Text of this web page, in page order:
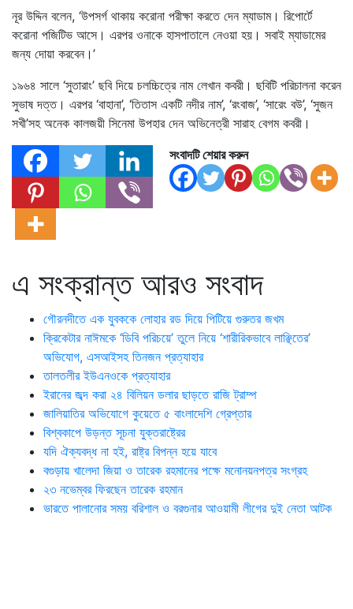
নূর উদ্দিন বলেন, ‘উপসর্গ থাকায় করোনা পরীক্ষা করতে দেন ম্যাডাম। রিপোর্টে
করোনা পজিটিভ আসে। এরপর ওনাকে হাসপাতালে নেওয়া হয়। সবাই ম্যাডামের
জন্য দোয়া করবেন।’
১৯৬৪ সালে ‘সুতারাং’ ছবি দিয়ে চলচ্চিত্রে নাম লেখান কবরী। ছবিটি পরিচালনা করেন
সুভাষ দত্ত। এরপর ‘বাহানা’, ‘তিতাস একটি নদীর নাম’, ‘রংবাজ’, ‘সারেং বউ’, ‘সুজন
সখী’সহ অনেক কালজয়ী সিনেমা উপহার দেন অভিনেত্রী সারাহ বেগম কবরী।
সংবাদটি শেয়ার করুন
এ সংক্রান্ত আরও সংবাদ
গৌরনদীতে এক যুবককে লোহার রড দিয়ে পিটিয়ে গুরুতর জখম
ক্রিকেটার নাঈমকে ‘ডিবি পরিচয়ে’ তুলে নিয়ে ‘শারীরিকভাবে লাঞ্ছিতের’
অভিযোগ, এসআইসহ তিনজন প্রত্যাহার
তালতলীর ইউএনওকে প্রত্যাহার
ইরানের জব্দ করা ২৪ বিলিয়ন ডলার ছাড়তে রাজি ট্রাম্প
জালিয়াতির অভিযোগে কুয়েতে ৫ বাংলাদেশি গ্রেপ্তার
বিশ্বকাপে উড়ন্ত সূচনা যুক্তরাষ্ট্রের
যদি ঐক্যবদ্ধ না হই, রাষ্ট্র বিপন্ন হয়ে যাবে
বগুড়ায় খালেদা জিয়া ও তারেক রহমানের পক্ষে মনোনয়নপত্র সংগ্রহ
২৩ নভেম্বর ফিরছেন তারেক রহমান
ভারতে পালানোর সময় ব‌রিশাল ও বরগুনার আওয়ামী লীগের দুই নেতা আটক